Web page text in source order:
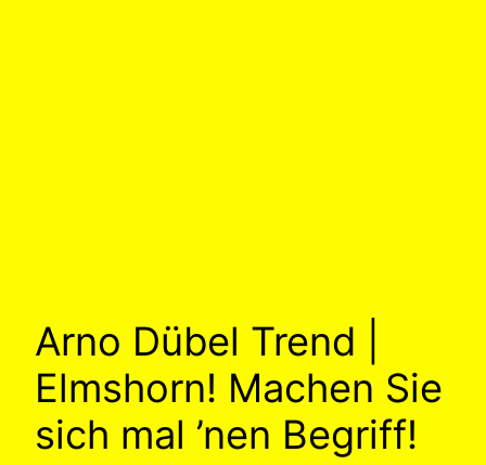
Arno Dübel Trend |
Elmshorn! Machen Sie
sich mal ’nen Begriff!